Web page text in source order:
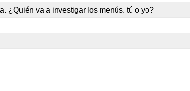
¿Quién va a investigar los menús, tú o yo?